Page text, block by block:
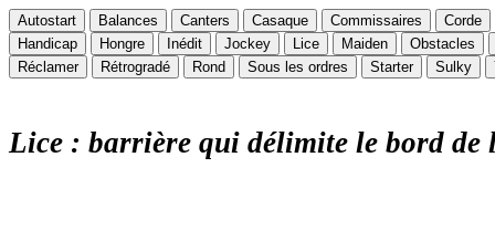
Autostart Balances Canters Casaque Commissaires
Corde
Handicap
Hongre Inédit Jockey Lice Maiden
Obstacles
Réclamer
Rétrogradé Rond Sous les ordres Starter Sulky
Lice : barrière qui délimite le bord de